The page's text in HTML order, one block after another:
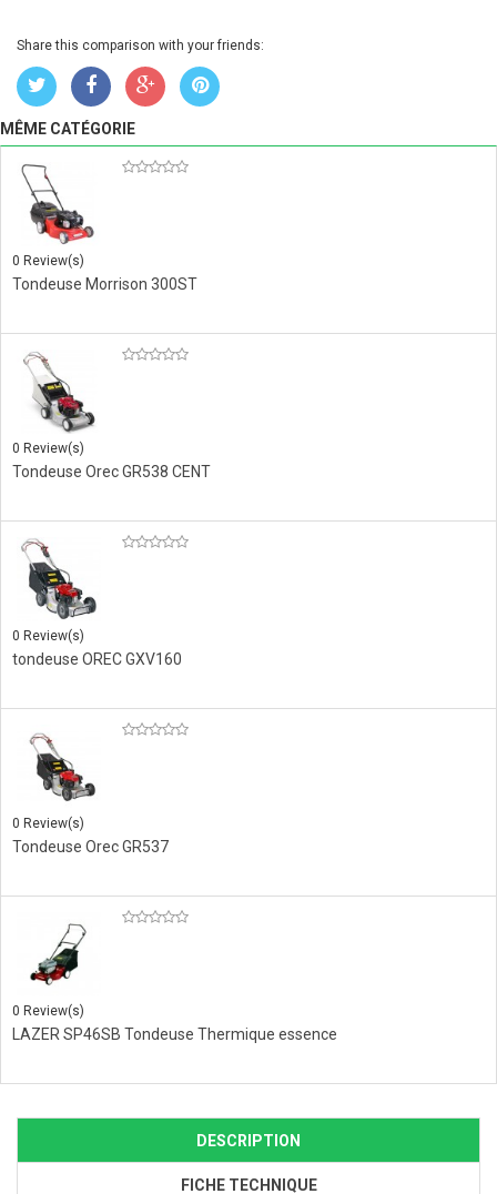
Share this comparison with your friends:
MÊME CATÉGORIE
0 Review(s)
Tondeuse Morrison 300ST
0 Review(s)
Tondeuse Orec GR538 CENT
0 Review(s)
tondeuse OREC GXV160
0 Review(s)
Tondeuse Orec GR537
0 Review(s)
LAZER SP46SB Tondeuse Thermique essence
DESCRIPTION
FICHE TECHNIQUE